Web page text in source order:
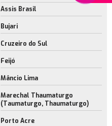
Assis Brasil
Bujari
Cruzeiro do Sul
Feijó
Mâncio Lima
Marechal Thaumaturgo
(Taumaturgo, Thaumaturgo)
Porto Acre